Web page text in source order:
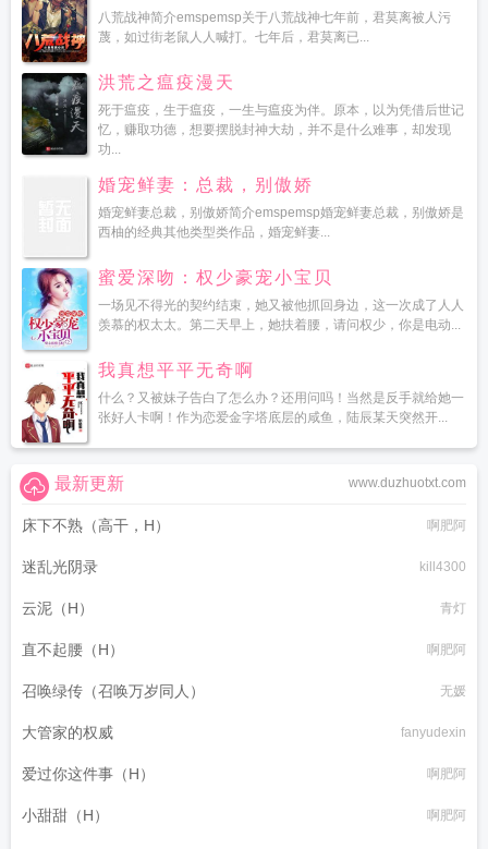
八荒战神简介emspemsp关于八荒战神七年前，君莫离被人污
蔑，如过街老鼠人人喊打。七年后，君莫离已...
洪荒之瘟疫漫天
死于瘟疫，生于瘟疫，一生与瘟疫为伴。原本，以为凭借后世记
忆，赚取功德，想要摆脱封神大劫，并不是什么难事，却发现
功...
婚宠鲜妻：总裁，别傲娇
婚宠鲜妻总裁，别傲娇简介emspemsp婚宠鲜妻总裁，别傲娇是
西柚的经典其他类型类作品，婚宠鲜妻...
蜜爱深吻：权少豪宠小宝贝
一场见不得光的契约结束，她又被他抓回身边，这一次成了人人
羡慕的权太太。第二天早上，她扶着腰，请问权少，你是电动...
我真想平平无奇啊
什么？又被妹子告白了怎么办？还用问吗！当然是反手就给她一
张好人卡啊！作为恋爱金字塔底层的咸鱼，陆辰某天突然开...
www.duzhuotxt.com
最新更新
床下不熟（高干，H） 啊肥阿
迷乱光阴录 kill4300
云泥（H） 青灯
直不起腰（H） 啊肥阿
召唤绿传（召唤万岁同人） 无媛
大管家的权威 fanyudexin
爱过你这件事（H） 啊肥阿
小甜甜（H） 啊肥阿